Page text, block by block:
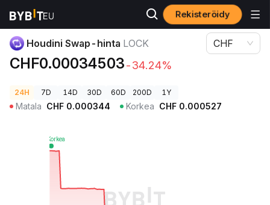
Rekisteröidy
Kryptohinnat Houdini Swap-hinta LOCK
Houdini Swap-hinta LOCK
CHF0.00034503-34.24%
CHF
24H 7D 14D 30D 60D 200D 1Y
Matala CHF 0.000344 Korkea CHF 0.000527